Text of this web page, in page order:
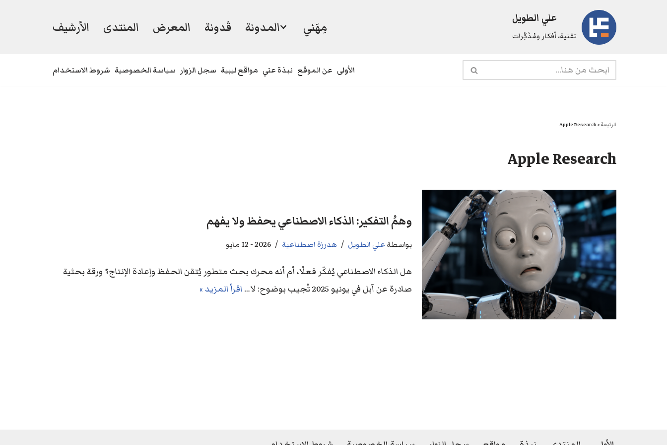
علي الطويل
تقنية، أفكار ومُذَكِّرات
مِهَني المدونة ڤدونة المعرض المنتدى الأرشيف
الأولى عن الموقع نبذة عني مواقع ليبية سجل الزوار سياسة الخصوصية شروط الاستخدام
الرئيسة»
Apple Research
Apple Research
وهمُ التفكير: الذكاء الاصطناعي يحفظ ولا يفهم
بواسطة علي الطويل هدرزة اصطناعية 2026 - 12 مايو
هل الذكاء الاصطناعي يُفكّر فعلًا، أم أنه محرك بحث متطور يُتقن الحفظ وإعادة الإنتاج؟ ورقة بحثية
صادرة عن آبل في يونيو 2025 تُجيب بوضوح: لا…
اقرأ المزيد »